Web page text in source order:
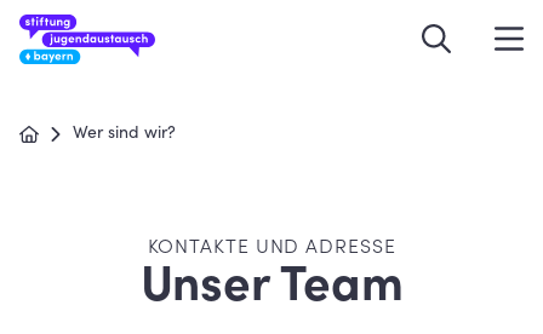
Wer sind wir?
KONTAKTE UND ADRESSE
Unser Team